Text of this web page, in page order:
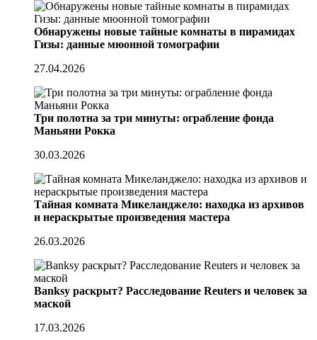
Обнаружены новые тайные комнаты в пирамидах
Гизы: данные мюонной томографии
27.04.2026
Три полотна за три минуты: ограбление фонда
Маньяни Рокка
30.03.2026
Тайная комната Микеланджело: находка из архивов
и нераскрытые произведения мастера
26.03.2026
Banksy раскрыт? Расследование Reuters и человек за
маской
17.03.2026